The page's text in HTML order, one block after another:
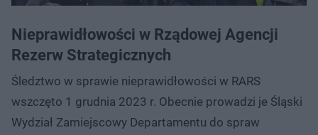
Nieprawidłowości w Rządowej Agencji
Rezerw Strategicznych
Śledztwo w sprawie nieprawidłowości w RARS
wszczęto 1 grudnia 2023 r. Obecnie prowadzi je Śląski
Wydział Zamiejscowy Departamentu do spraw